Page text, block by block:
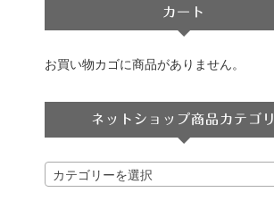
カート
お買い物カゴに商品がありません。
ネットショップ商品カテゴリ
カテゴリーを選択